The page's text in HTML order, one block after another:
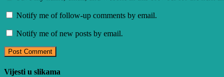
Notify me of follow-up comments by email.
Notify me of new posts by email.
Vijesti u slikama